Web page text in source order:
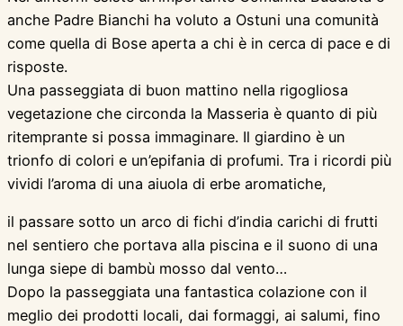
anche Padre Bianchi ha voluto a Ostuni una comunità
come quella di Bose aperta a chi è in cerca di pace e di
risposte.
Una passeggiata di buon mattino nella rigogliosa
vegetazione che circonda la Masseria è quanto di più
ritemprante si possa immaginare. Il giardino è un
trionfo di colori e un’epifania di profumi. Tra i ricordi più
vividi l’aroma di una aiuola di erbe aromatiche,
il passare sotto un arco di fichi d’india carichi di frutti
nel sentiero che portava alla piscina e il suono di una
lunga siepe di bambù mosso dal vento…
Dopo la passeggiata una fantastica colazione con il
meglio dei prodotti locali, dai formaggi, ai salumi, fino